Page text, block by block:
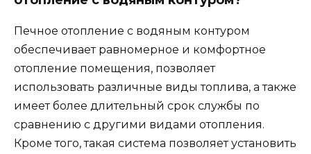
Печное отопление с водяным контуром
обеспечивает равномерное и комфортное
отопление помещения, позволяет
использовать различные виды топлива, а также
имеет более длительный срок службы по
сравнению с другими видами отопления.
Кроме того, такая система позволяет установить